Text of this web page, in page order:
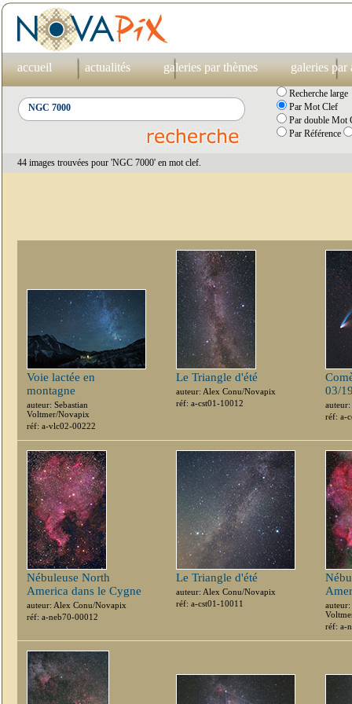
accueil actualités galeries par thèmes galeries par
Recherche large
Par Mot Clef
Par double Mot
Par Référence
44 images trouvées pour 'NGC 7000' en mot clef.
Voie lactée en
montagne
auteur: Sebastian
Voltmer/Novapix
réf: a-vlc02-00222
Le Triangle d'été
auteur: Alex Conu/Novapix
réf: a-cst01-10012
03/
réf: a-
Nébuleuse North
America dans le Cygne
auteur: Alex Conu/Novapix
réf: a-neb70-00012
Le Triangle d'été
auteur: Alex Conu/Novapix
réf: a-cst01-10011
auteur:
réf: a-